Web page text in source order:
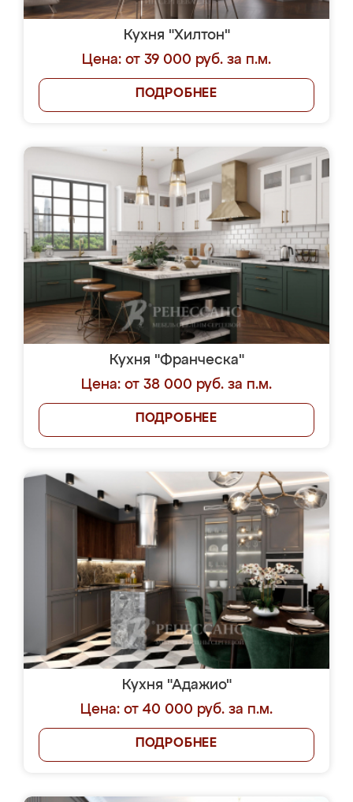
Кухня "Хилтон"
Цена: от 39 000 руб. за п.м.
ПОДРОБНЕЕ
Кухня "Франческа"
Цена: от 38 000 руб. за п.м.
ПОДРОБНЕЕ
Кухня "Адажио"
Цена: от 40 000 руб. за п.м.
ПОДРОБНЕЕ